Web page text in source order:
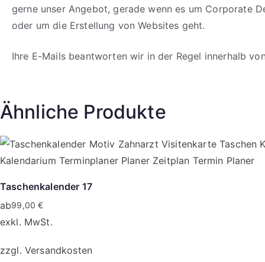
gerne unser Angebot, gerade wenn es um Corporate
oder um die Erstellung von Websites geht.
Ihre E-Mails beantworten wir in der Regel innerhalb
Ähnliche Produkte
Taschenkalender 17
ab99,00€
exkl. MwSt.
zzgl. Versandkosten